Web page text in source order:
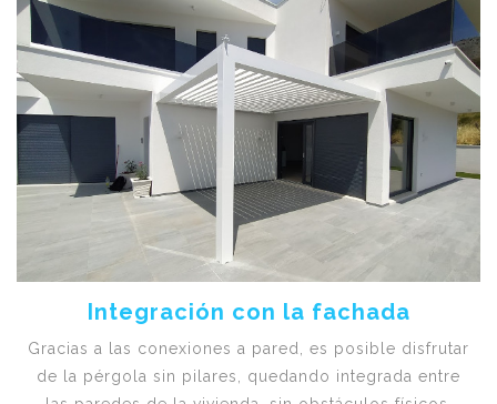
Integración con la fachada
Gracias a las conexiones a pared, es posible disfrutar
de la pérgola sin pilares, quedando integrada entre